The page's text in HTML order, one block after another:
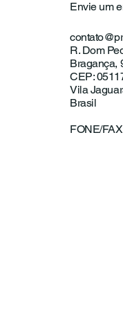
Envie um
R. Dom
Bragança,
CEP:
Vila
Brasil
FONE/